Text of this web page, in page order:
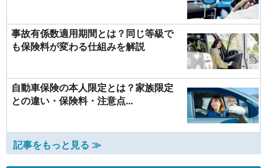
事故有係数適用期間とは？同じ等級で
も保険料が変わる仕組みを解説
自動車保険の本人限定とは？家族限定
との違い・保険料・注意点...
記事をもっと見る ≫